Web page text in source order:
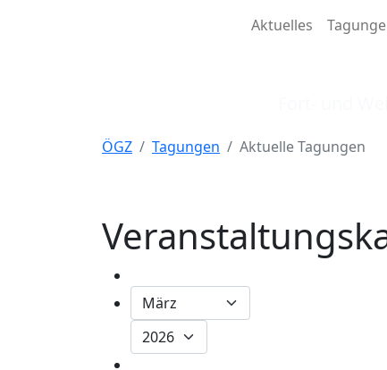
Aktuelles
ÖGZ Tagungen Aktuelle Tagungen